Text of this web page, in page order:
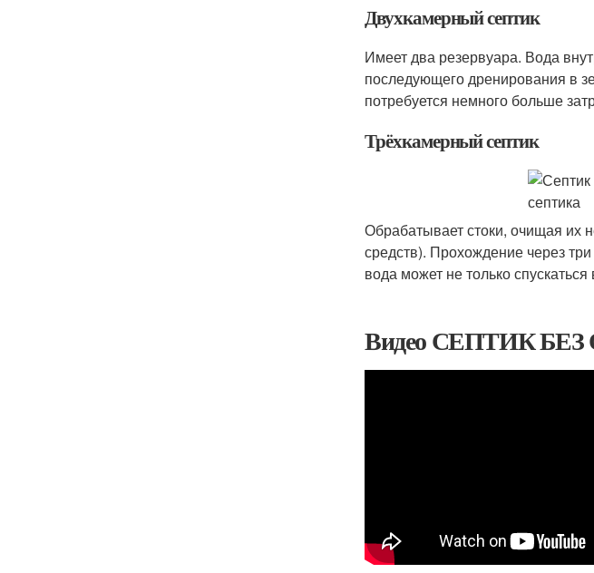
Двухкамерный септик
Имеет два резервуара. Вода
последующего дренирования в
потребуется немного больше
Трёхкамерный септик
Обрабатывает стоки, очищая их
средств). Прохождение через
вода может не только
Видео СЕПТИК БЕЗ